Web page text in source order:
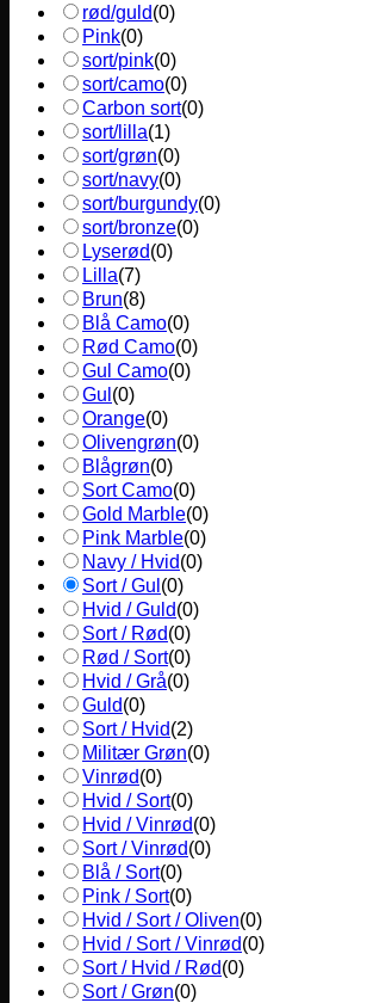
rød/guld(0)
Pink(0)
sort/pink(0)
sort/camo(0)
Carbon sort(0)
sort/lilla(1)
sort/grøn(0)
sort/navy(0)
sort/burgundy(0)
sort/bronze(0)
Lyserød(0)
Lilla(7)
Brun(8)
Blå Camo(0)
Rød Camo(0)
Gul Camo(0)
Gul (0)
Orange(0)
Olivengrøn(0)
Blågrøn(0)
Sort Camo(0)
Gold Marble(0)
Pink Marble(0)
Navy / Hvid(0)
Sort / Gul (0)
Hvid / Guld(0)
Sort / Rød(0)
Rød / Sort(0)
Hvid / Grå(0)
Guld(0)
Sort / Hvid(2)
Militær Grøn(0)
Vinrød(0)
Hvid / Sort(0)
Hvid / Vinrød(0)
Sort / Vinrød(0)
Blå / Sort(0)
Pink / Sort(0)
Hvid / Sort / Oliven(0)
Hvid / Sort / Vinrød(0)
Sort / Hvid / Rød(0)
Sort / Grøn(0)